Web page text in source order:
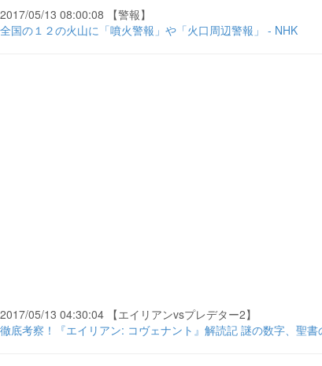
2017/05/13 08:00:08 【警報】
全国の１２の火山に「噴火警報」や「火口周辺警報」 - NHK
2017/05/13 04:30:04 【エイリアンvsプレデター2】
徹底考察！『エイリアン: コヴェナント』解読記 謎の数字、聖